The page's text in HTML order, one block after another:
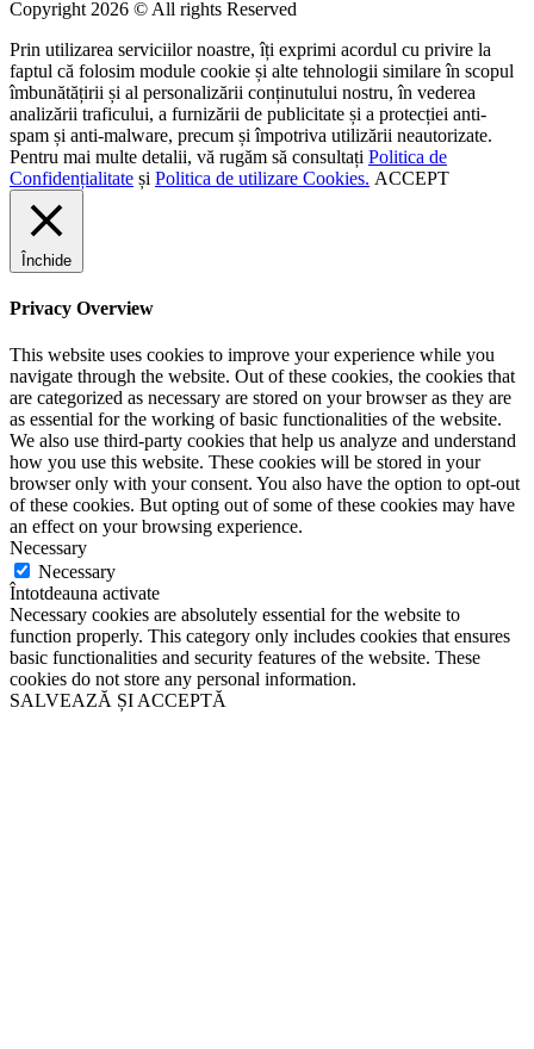
Copyright 2026 © All rights Reserved
Prin utilizarea serviciilor noastre, îți exprimi acordul cu privire la
faptul că folosim module cookie și alte tehnologii similare în scopul
îmbunătățirii și al personalizării conținutului nostru, în vederea
analizării traficului, a furnizării de publicitate și a protecției anti-
spam și anti-malware, precum și împotriva utilizării neautorizate.
Pentru mai multe detalii, vă rugăm să consultați Politica de
Confidențialitate și Politica de utilizare Cookies. ACCEPT
Închide
Privacy Overview
This website uses cookies to improve your experience while you
navigate through the website. Out of these cookies, the cookies that
are categorized as necessary are stored on your browser as they are
as essential for the working of basic functionalities of the website.
We also use third-party cookies that help us analyze and understand
how you use this website. These cookies will be stored in your
browser only with your consent. You also have the option to opt-out
of these cookies. But opting out of some of these cookies may have
an effect on your browsing experience.
Necessary
Necessary
Întotdeauna activate
Necessary cookies are absolutely essential for the website to
function properly. This category only includes cookies that ensures
basic functionalities and security features of the website. These
cookies do not store any personal information.
SALVEAZĂ ȘI ACCEPTĂ